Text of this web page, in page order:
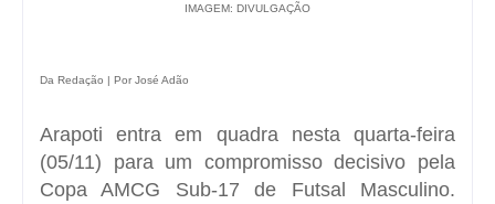
IMAGEM: DIVULGAÇÃO
Da Redação | Por José Adão
Arapoti entra em quadra nesta quarta-feira
(05/11) para um compromisso decisivo pela
Copa AMCG Sub-17 de Futsal Masculino.